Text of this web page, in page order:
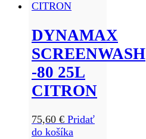
DYNAMAX
SCREENWASH
-80 25L
CITRON
75,60 € Pridať
do košíka